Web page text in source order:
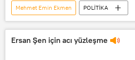
Mehmet Emin Ekmen
POLİTİKA
CHP
AK Parti
MHP
Özgür Özel
Ersan Şen için acı yüzleşme